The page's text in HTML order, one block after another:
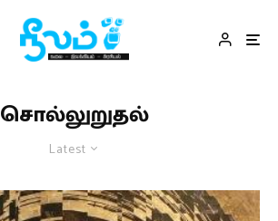
சொல்லுறுதல்
Latest